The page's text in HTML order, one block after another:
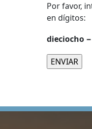
Por favor,
en dígitos:
dieciocho